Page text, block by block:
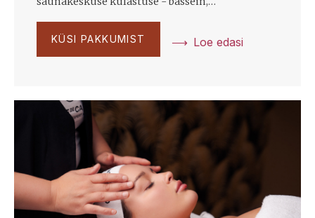
KÜSI PAKKUMIST Loe edasi